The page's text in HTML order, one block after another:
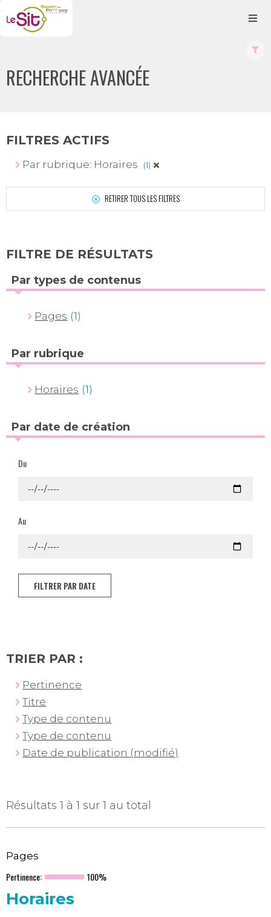
RECHERCHE AVANCÉE
Résultats 1 à 1 sur 1 au total
Pages
Pertinence: 100%
Horaires
FILTRES ACTIFS
Par rubrique: Horaires (1)
RETIRER TOUS LES FILTRES
FILTRE DE RÉSULTATS
Par types de contenus
Pages (1)
Par rubrique
Horaires (1)
Par date de création
Du
Au
FILTRER PAR DATE
TRIER PAR :
Pertinence
Titre
Type de contenu
Type de contenu
Date de publication (modifié)